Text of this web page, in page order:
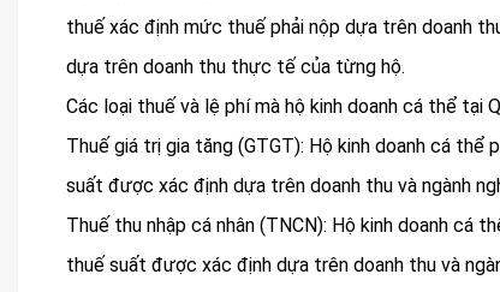
thuế xác định mức thuế phải nộp dựa trên doanh
dựa trên doanh thu thực tế của từng hộ.
Các loại thuế và lệ phí mà hộ kinh doanh cá thể tại
Thuế giá trị gia tăng (GTGT): Hộ kinh doanh cá
suất được xác định dựa trên doanh thu và ngành
Thuế thu nhập cá nhân (TNCN): Hộ kinh doanh cá
thuế suất được xác định dựa trên doanh thu và